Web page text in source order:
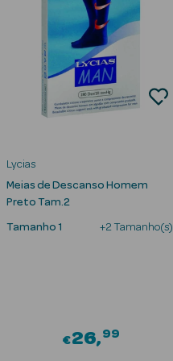
Cuidados de
Mãos
Coffrets
Ver Tudo
Protetores
Protetores
Lycias
Meias de Descanso Homem
Preto Tam.2
Tamanho 1 +2 Tamanho(s)
€26 99